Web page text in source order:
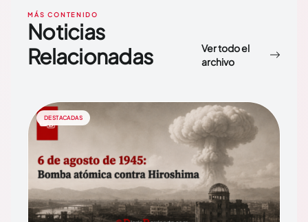
MÁS CONTENIDO
Noticias
Relacionadas
Ver todo el
archivo
DESTACADAS